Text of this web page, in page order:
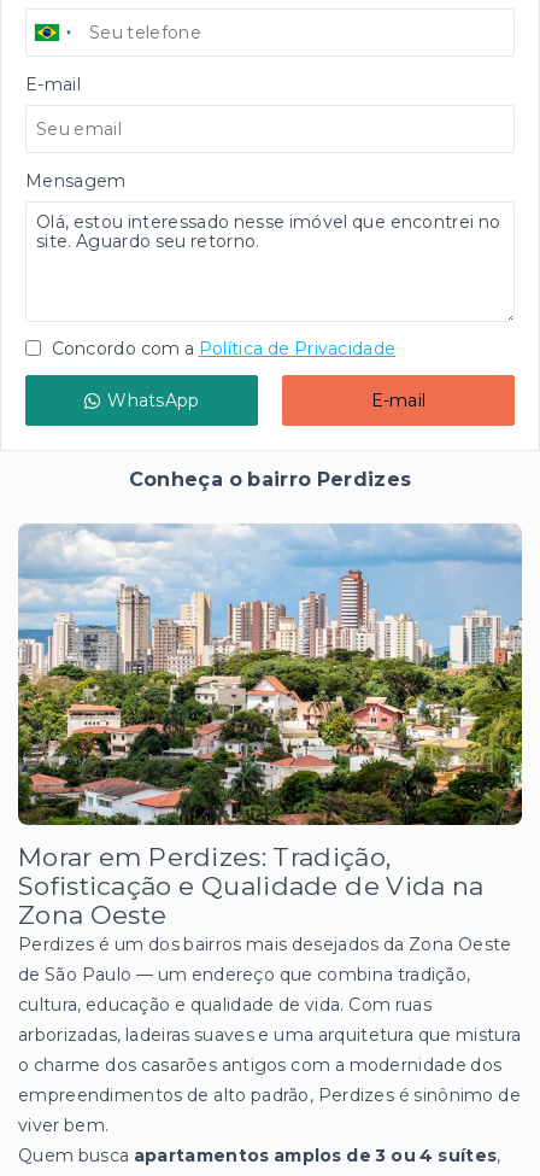
E-mail
Mensagem
Concordo com a Política de Privacidade
WhatsApp E-mail
Conheça o bairro Perdizes
Morar em Perdizes: Tradição,
Sofisticação e Qualidade de Vida na
Zona Oeste
Perdizes é um dos bairros mais desejados da Zona Oeste
de São Paulo — um endereço que combina tradição,
cultura, educação e qualidade de vida. Com ruas
arborizadas, ladeiras suaves e uma arquitetura que mistura
o charme dos casarões antigos com a modernidade dos
empreendimentos de alto padrão, Perdizes é sinônimo de
viver bem.
Quem busca apartamentos amplos de 3 ou 4 suítes,